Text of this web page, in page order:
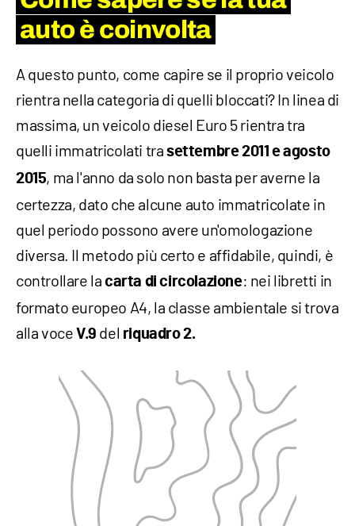
auto è coinvolta
A questo punto, come capire se il proprio veicolo
rientra nella categoria di quelli bloccati? In linea di
massima, un veicolo diesel Euro 5 rientra tra
quelli immatricolati trasettembre2011 e agosto
2015, ma l'anno da solo non basta per averne la
certezza, dato che alcune auto immatricolate in
quel periodo possono avere un'omologazione
diversa. Il metodo più certo e affidabile, quindi, è
controllare la carta di circolazione: nei libretti in
formato europeo A4, la classe ambientale si trova
alla voce V.9 del riquadro 2.